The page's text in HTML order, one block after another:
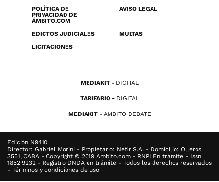
POLÍTICA DE
PRIVACIDAD DE
ÁMBITO.COM
AVISO LEGAL
EDICTOS JUDICIALES
MULTAS
LICITACIONES
MEDIAKIT DIGITAL
TARIFARIO DIGITAL
MEDIAKIT AMBITO DEBATE
Edición N9410
Director: Gabriel Morini - Propietario: Nefir S.A. - Domicilio: Olleros
3551, CABA - Copyright © 2019 Ambito.com - RNPI En trámite - Issn
1852 9232 - Registro DNDA en trámite - Todos los derechos reservados
- Términos y condiciones de uso